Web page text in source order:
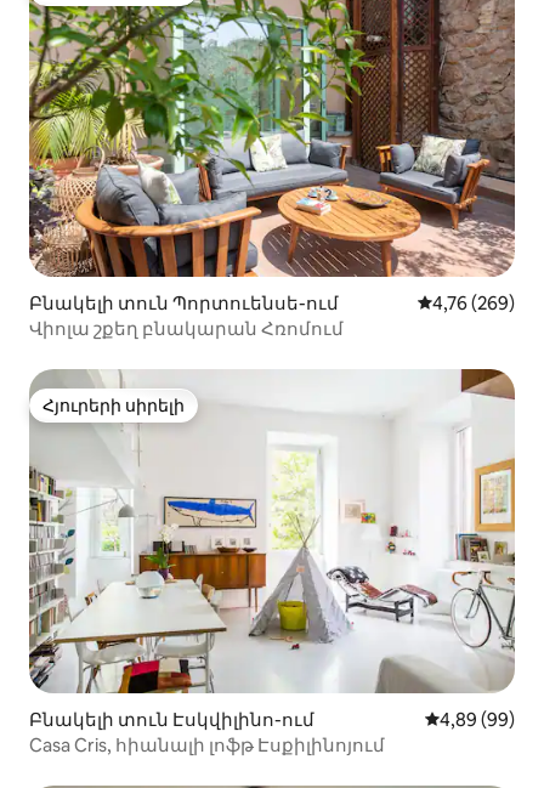
Բնակելի տուն Պորտուենսե-ում Միջին
4,76 (269)
Վիոլա շքեղ բնակարան Հռոմում
Հյուրերի սիրելի
Հյուրերի սիրելի
Բնակելի տուն Էսկվիլինո-ում Միջին
4,89 (99)
Casa Cris, հիանալի լոֆթ Էսքիլինոյում